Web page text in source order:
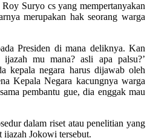
Suryo cs yang mempertanyakan
merupakan hak seorang warga
Presiden di mana deliknya. Kan
mu mana? asli apa palsu?’
kepala negara harus dijawab oleh
Kepala Negara kacungnya warga
pembantu gue, dia enggak mau
dalam riset atau penelitian yang
Jokowi tersebut.